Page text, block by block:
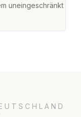
uneingeschränkt